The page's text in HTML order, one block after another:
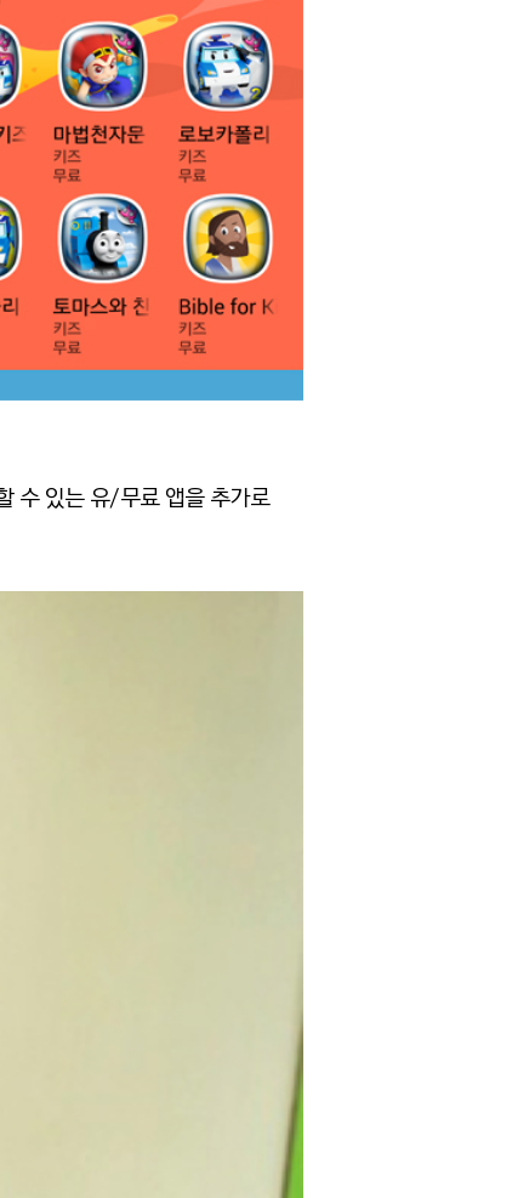
수 있는 유/무료 앱을 추가로